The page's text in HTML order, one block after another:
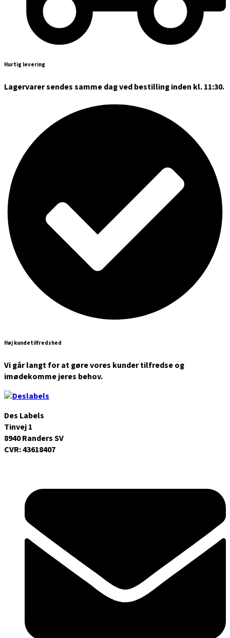
Hurtig levering
Lagervarer sendes samme dag ved bestilling inden kl. 11:30.
Høj kundetilfredshed
Vi går langt for at gøre vores kunder tilfredse og
imødekomme jeres behov.
Des Labels
Tinvej 1
8940 Randers SV
CVR: 43618407